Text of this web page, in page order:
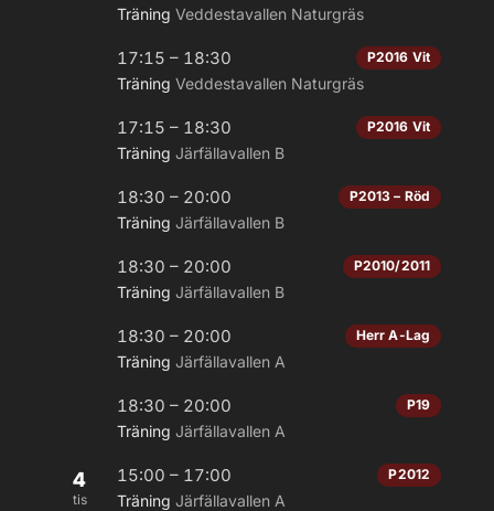
Träning Veddestavallen Naturgräs
17:15 – 18:30 P2016 Vit
Träning Veddestavallen Naturgräs
17:15 – 18:30 P2016 Vit
Träning Järfällavallen B
18:30 – 20:00 P2013 – Röd
Träning Järfällavallen B
18:30 – 20:00 P2010/2011
Träning Järfällavallen B
18:30 – 20:00 Herr A-Lag
Träning Järfällavallen A
18:30 – 20:00 P19
Träning Järfällavallen A
4
tis
15:00 – 17:00 P2012
Träning Järfällavallen A